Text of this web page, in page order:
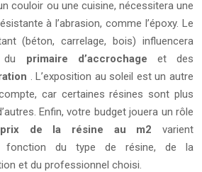
couloir ou une cuisine, nécessitera une
à l’abrasion, comme l’époxy. Le
(béton, carrelage, bois) influencera
du primaire d’accrochage et des
. L’exposition au soleil est un autre
car certaines résines sont plus
Enfin, votre budget jouera un rôle
prix de la résine au m2 varient
fonction du type de résine, de la
et du professionnel choisi.